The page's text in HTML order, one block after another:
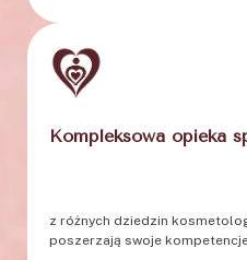
Kompleksowa opieka
z różnych dziedzin
poszerzają swoje